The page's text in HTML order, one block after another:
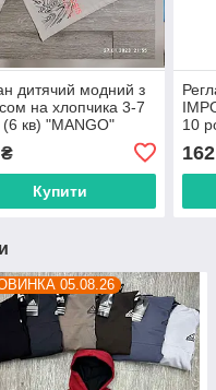
дитячий модний з
на хлопчика 3-7
(6 кв) "MANGO"
постачальника
Купити
10
162
05.08.26